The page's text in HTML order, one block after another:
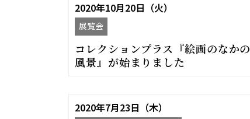
2020年10月20日（火）
展覧会
コレクションプラス『絵画のなかの
風景』が始まりました
2020年7月23日（木）